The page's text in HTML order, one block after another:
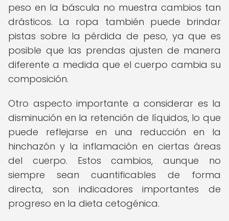
peso en la báscula no muestra cambios tan
drásticos. La ropa también puede brindar
pistas sobre la pérdida de peso, ya que es
posible que las prendas ajusten de manera
diferente a medida que el cuerpo cambia su
composición.
Otro aspecto importante a considerar es la
disminución en la retención de líquidos, lo que
puede reflejarse en una reducción en la
hinchazón y la inflamación en ciertas áreas
del cuerpo. Estos cambios, aunque no
siempre sean cuantificables de forma
directa, son indicadores importantes de
progreso en la dieta cetogénica.